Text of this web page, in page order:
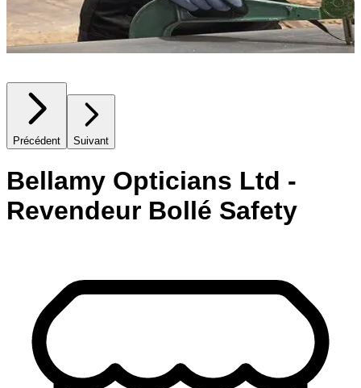
Précédent Suivant
Bellamy Opticians Ltd -
Revendeur Bollé Safety